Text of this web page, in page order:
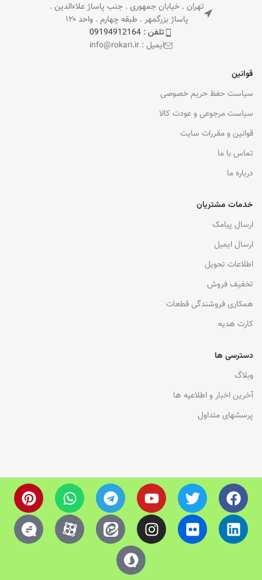
تهران . خیابان جمهوری . جنب پاساژ علاءالدین .
پاساژ بزرگمهر . طبقه چهارم . واحد ۱۲۰
تلفن : 09194912164
ایمیل : info@rokari.ir
قوانین
سیاست حفظ حریم خصوصی
سیاست مرجوعی و عودت کالا
قوانین و مقررات سایت
تماس با ما
درباره ما
خدمات مشتریان
ارسال پیامک
ارسال ایمیل
اطلاعات تحویل
تخفیف فروش
همکاری فروشندگی قطعات
کارت هدیه
دسترسی ها
وبلاگ
آخرین اخبار و اطلاعیه ها
پرسشهای متداول